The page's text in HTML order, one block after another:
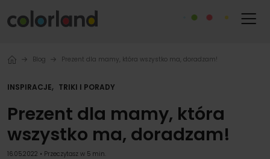
Blog Prezent dla mamy, która wszystko ma, doradzam!
INSPIRACJE, TRIKI I PORADY
Prezent dla mamy, która
wszystko ma, doradzam!
16.05.2022 • Przeczytasz w 5 min.